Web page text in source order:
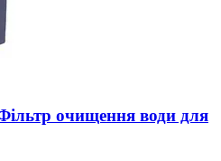
очищення води для